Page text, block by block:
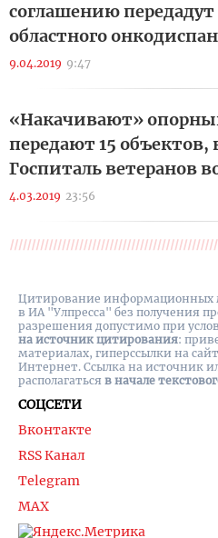
соглашению
областного
9.04.2019 9:47
«Накачивают»
передают 15 объектов,
Госпиталь ветеранов
4.03.2019 23:56
СОЦСЕТИ
Вконтакте
RSS Канал
Telegram
MAX
Цитирование информационных
в ИА "Улпресса" без получения
разрешения допустимо при
на источник цитирования:
материалах, гиперссылки на cайт
Интернет. Ссылка на источник
располагаться в начале